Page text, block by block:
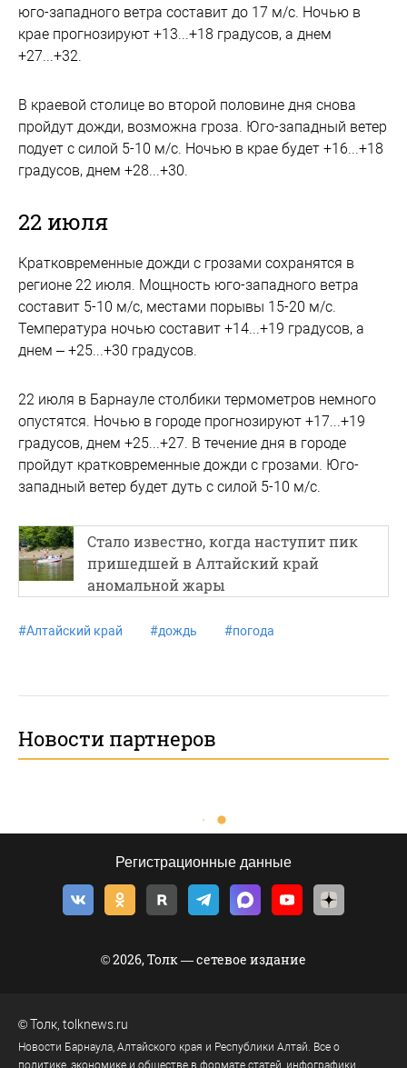
юго-западного ветра составит до 17 м/с. Ночью в
крае прогнозируют +13...+18 градусов, а днем
+27...+32.
В краевой столице во второй половине дня снова
пройдут дожди, возможна гроза. Юго-западный ветер
подует с силой 5-10 м/с. Ночью в крае будет +16...+18
градусов, днем +28...+30.
22 июля
Кратковременные дожди с грозами сохранятся в
регионе 22 июля. Мощность юго-западного ветра
составит 5-10 м/с, местами порывы 15-20 м/с.
Температура ночью составит +14...+19 градусов, а
днем – +25...+30 градусов.
22 июля в Барнауле столбики термометров немного
опустятся. Ночью в городе прогнозируют +17...+19
градусов, днем +25...+27. В течение дня в городе
пройдут кратковременные дожди с грозами. Юго-
западный ветер будет дуть с силой 5-10 м/с.
Стало известно, когда наступит пик
пришедшей в Алтайский край
аномальной жары
#Алтайский край #дождь #погода
Новости партнеров
Регистрационные данные
© 2026, Толк — сетевое издание
©Толк tolknews.ru
Новости Барнаула, Алтайского края и Республики Алтай. Все о
политике, экономике и обществе в формате статей, инфографики,